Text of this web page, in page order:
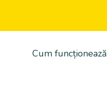
Cum funcționează